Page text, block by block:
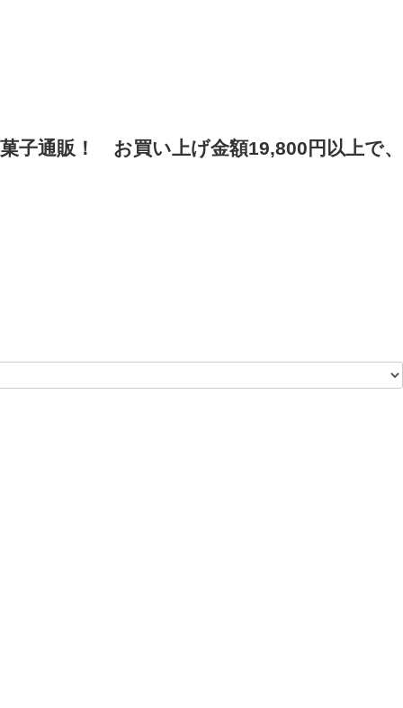
子通販！ お買い上げ金額19,800円以上で、